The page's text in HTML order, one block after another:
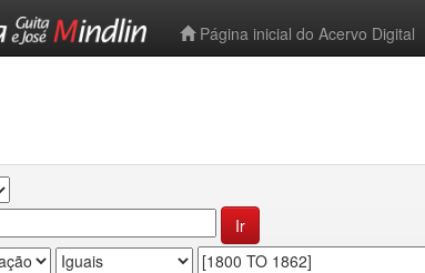
Página inicial do Acervo Digital